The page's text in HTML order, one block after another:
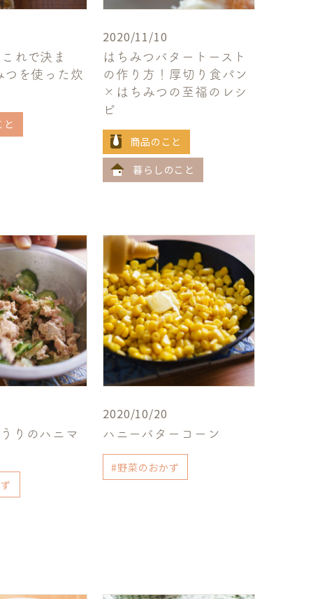
れで決ま
つを使った炊
と
2020/11/10
はちみつバタートースト
の作り方！厚切り食パン
×はちみつの至福のレシ
ピ
商品のこと
暮らしのこと
りのハニマ
2020/10/20
ハニーバターコーン
#野菜のおかず